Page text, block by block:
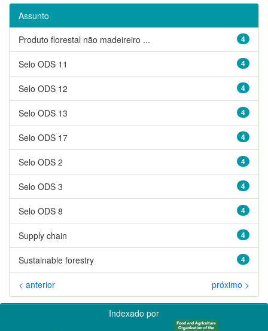
Assunto
4
Produto florestal não madeireiro ...
4
Selo ODS 11
4
Selo ODS 12
4
Selo ODS 13
4
Selo ODS 17
4
Selo ODS 2
4
Selo ODS 3
4
Selo ODS 8
4
Supply chain
4
Sustainable forestry
< anterior próximo >
Indexado por